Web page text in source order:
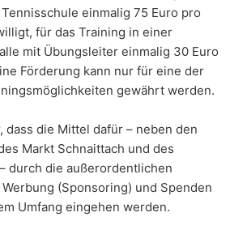
einmalig 75 Euro pro
für das Training in einer
mit Übungsleiter einmalig 30 Euro
Förderung kann nur für eine der
gewährt werden.
dass die Mittel dafür – neben den
Markt Schnaittach und des
durch die außerordentlichen
(Sponsoring) und Spenden
Umfang eingehen werden.